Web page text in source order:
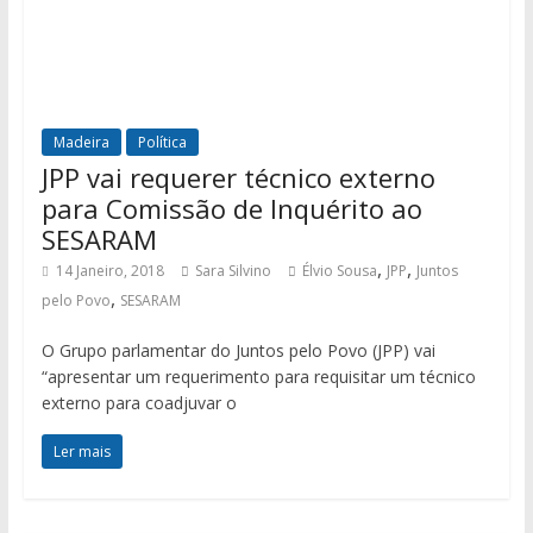
Madeira Política
JPP vai requerer técnico externo
para Comissão de Inquérito ao
SESARAM
14 Janeiro, 2018 Sara Silvino Élvio Sousa, JPP, Juntos
pelo Povo, SESARAM
O Grupo parlamentar do Juntos pelo Povo (JPP) vai
“apresentar um requerimento para requisitar um técnico
externo para coadjuvar o
Ler mais